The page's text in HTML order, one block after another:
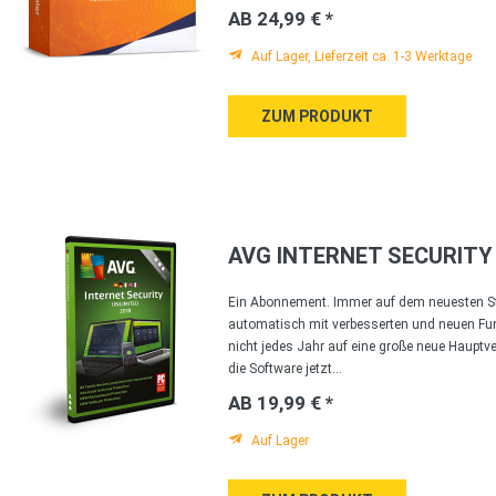
AB 24,99 € *
Auf Lager, Lieferzeit ca. 1-3 Werktage
ZUM PRODUKT
AVG INTERNET SECURITY
Ein Abonnement. Immer auf dem neuesten
automatisch mit verbesserten und neuen
nicht jedes Jahr auf eine große neue
die Software jetzt...
AB 19,99 € *
Auf Lager